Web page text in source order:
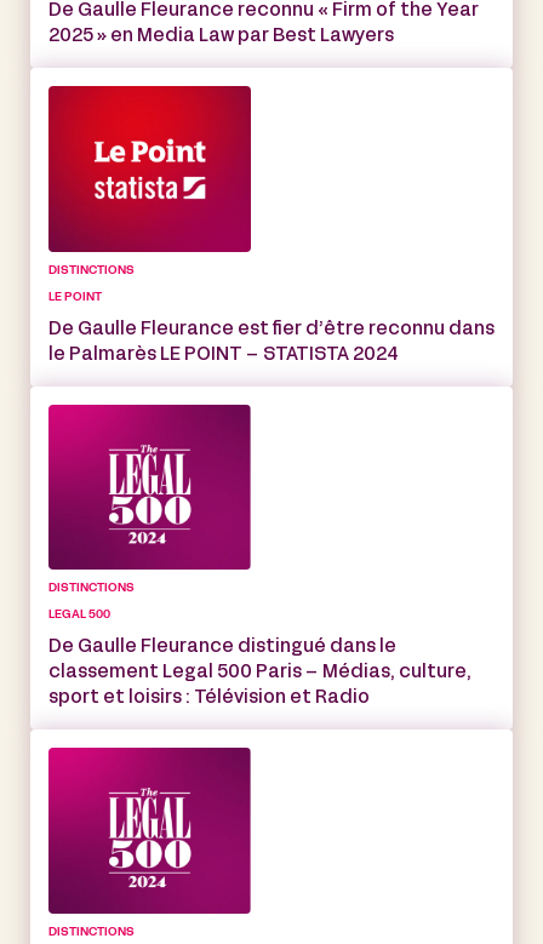
De Gaulle Fleurance reconnu « Firm of the Year
2025 » en Media Law par Best Lawyers
DISTINCTIONS
LE POINT
De Gaulle Fleurance est fier d’être reconnu dans
le Palmarès LE POINT – STATISTA 2024
DISTINCTIONS
LEGAL 500
De Gaulle Fleurance distingué dans le
classement Legal 500 Paris – Médias, culture,
sport et loisirs : Télévision et Radio
DISTINCTIONS